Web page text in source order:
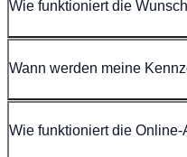
Wie funktioniert die
Wann werden meine
Wie funktioniert die